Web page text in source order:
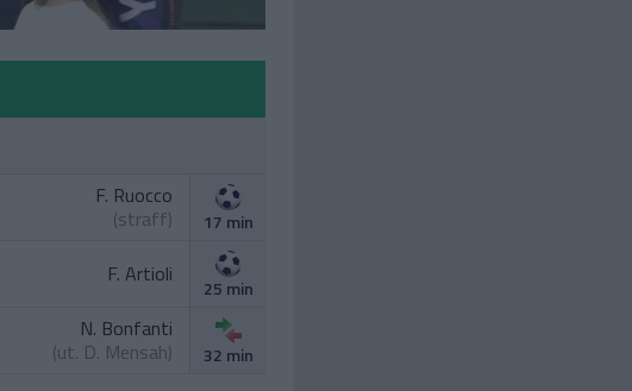
F. Ruocco
(straff)
17 min
F. Artioli
25 min
N. Bonfanti
(ut. D. Mensah) 32 min